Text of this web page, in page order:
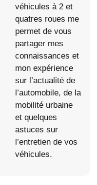
véhicules à 2 et
quatres roues me
permet de vous
partager mes
connaissances et
mon expérience
sur l’actualité de
l’automobile, de la
mobilité urbaine
et quelques
astuces sur
l’entretien de vos
véhicules.